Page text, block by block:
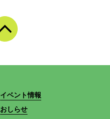
イベント情報
おしらせ